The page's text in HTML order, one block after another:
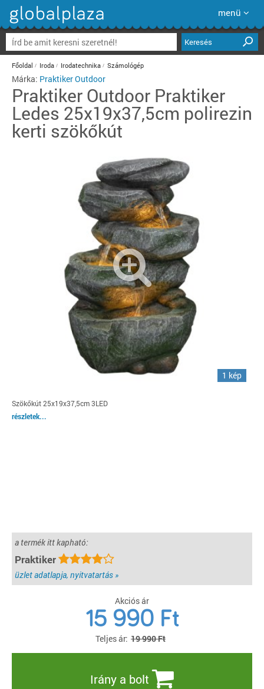
menü
Keresés
Főoldal Iroda Irodatechnika Számológép
Márka: Praktiker Outdoor
Praktiker Outdoor Praktiker
Ledes 25x19x37,5cm polirezin
kerti szökőkút
1 kép
Szökőkút 25x19x37,5cm 3LED
részletek...
a termék itt kapható:
Praktiker
üzlet adatlapja, nyitvatartás »
Akciós ár
15 990 Ft
Teljes ár: 19 990 Ft
Irány a bolt